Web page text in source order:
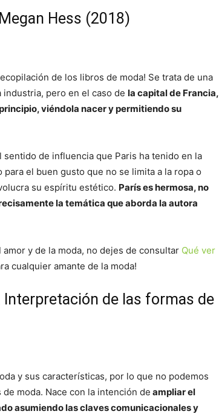
Hess (2018)
de los libros de moda! Se trata de una
industria, pero en el caso de la capital de Francia,
viéndola nacer y permitiendo su
de influencia que Paris ha tenido en la
el buen gusto que no se limita a la ropa o
su espíritu estético. París es hermosa, no
la temática que aborda la autora
y de la moda, no dejes de consultar Qué ver
cualquier amante de la moda!
Interpretación de las formas de
y sus características, por lo que no podemos
moda. Nace con la intención de ampliar el
asumiendo las claves comunicacionales y